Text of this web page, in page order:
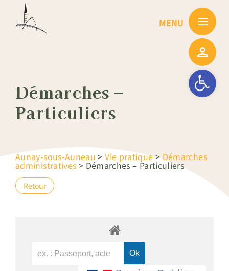
Ouvrir la
Démarches –
Particuliers
Aunay-sous-Auneau >Vie pratique>Démarches
administratives > Démarches – Particuliers
Retour